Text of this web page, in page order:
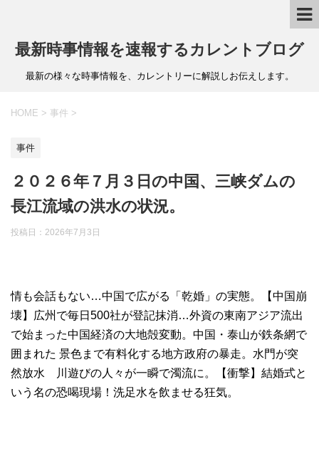
最新時事情報を速報するカレントブログ
最新の様々な時事情報を、カレントリーに解説しお伝えします。
HOME > 事件 >
事件
２０２６年７月３日の中国、三峡ダムの
長江流域の洪水の状況。
投稿日： 2026年7月3日
情も会話もない…中国で広がる「乾婚」の実態。【中国崩
壊】広州で毎日500社が登記抹消…外資の東南アジア流出
で始まった中国経済の大地殻変動。中国・泰山が鉄条網で
囲まれた 景色まで有料化する地方政府の暴走。水門が突
然放水 川遊びの人々が一瞬で濁流に。【衝撃】結婚式と
いう名の恐喝現場！洗足水を飲ませる狂気。